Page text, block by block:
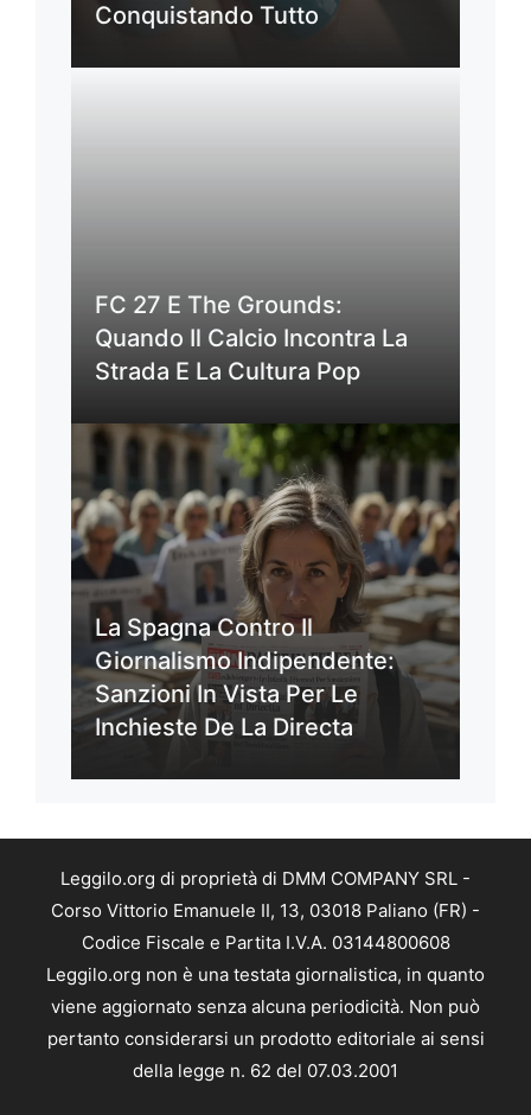
Conquistando Tutto
FC 27 E The Grounds:
Quando Il Calcio Incontra La
Strada E La Cultura Pop
La Spagna Contro Il
Giornalismo Indipendente:
Sanzioni In Vista Per Le
Inchieste De La Directa
Leggilo.org di proprietà di DMM COMPANY SRL -
Corso Vittorio Emanuele II, 13, 03018 Paliano (FR) -
Codice Fiscale e Partita I.V.A. 03144800608
Leggilo.org non è una testata giornalistica, in quanto
viene aggiornato senza alcuna periodicità. Non può
pertanto considerarsi un prodotto editoriale ai sensi
della legge n. 62 del 07.03.2001